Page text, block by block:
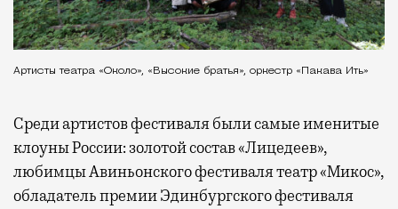
Артисты театра «Около», «Высокие братья», оркестр «Пакава Ить»
Среди артистов фестиваля были самые именитые
клоуны России: золотой состав «Лицедеев»,
любимцы Авиньонского фестиваля театр «Микос»,
обладатель премии Эдинбургского фестиваля